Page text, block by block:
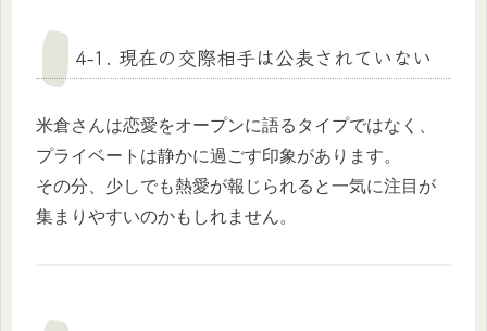
4-1. 現在の交際相手は公表されていない
米倉さんは恋愛をオープンに語るタイプではなく、
プライベートは静かに過ごす印象があります。
その分、少しでも熱愛が報じられると一気に注目が
集まりやすいのかもしれません。